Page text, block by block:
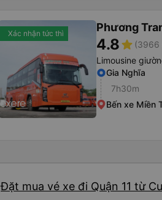
Xác nhận tức thì Phương
4.8star (3966
Limousine
Gia Nghĩa
7h30m
Bến xe Miền
Đặt mua vé xe đi Quận 11 từ